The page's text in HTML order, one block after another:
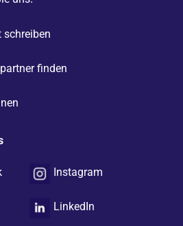
schreiben
finden
Instagram
LinkedIn